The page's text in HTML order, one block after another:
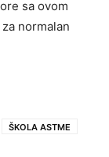
sa ovom
normalan
ŠKOLA ASTME